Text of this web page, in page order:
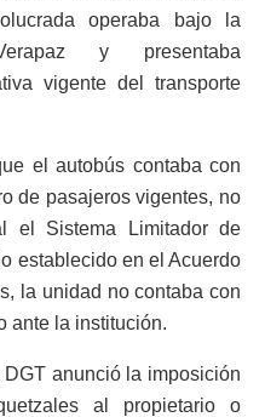
operaba bajo la
y presentaba
vigente del transporte
el autobús contaba con
de pasajeros vigentes, no
el Sistema Limitador de
establecido en el Acuerdo
la unidad no contaba con
ante la institución.
anunció la imposición
al propietario o